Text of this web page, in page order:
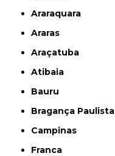
Araraquara
Araras
Araçatuba
Atibaia
Bauru
Bragança Paulista
Campinas
Franca